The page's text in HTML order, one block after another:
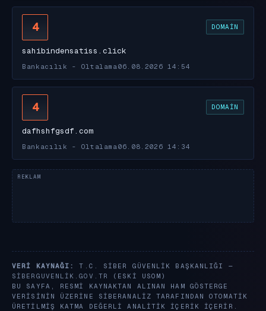
4 DOMAIN
sahibindensatiss.click
Bankacılık - Oltalama 06.08.2026 14:54
4 DOMAIN
dafhshfgsdf.com
Bankacılık - Oltalama 06.08.2026 14:34
VERI KAYNAĞI:
T.C. SIBER GÜVENLIK BAŞKANLIĞI —
SIBERGUVENLIK.GOV.TR
(ESKI USOM)
BU SAYFA, RESMI KAYNAKTAN ALINAN HAM GÖSTERGE
VERISININ ÜZERINE SIBERANALIZ TARAFINDAN OTOMATIK
ÜRETILMIŞ KATMA DEĞERLI ANALITIK IÇERIK IÇERIR.